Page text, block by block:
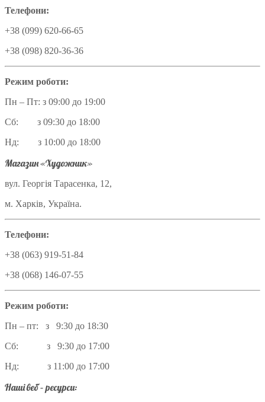
Телефони:
+38 (099) 620-66-65
+38 (098) 820-36-36
Режим роботи:
Пн – Пт: з 09:00 до 19:00
Сб: з 09:30 до 18:00
Нд: з 10:00 до 18:00
Магазин «Художник»
вул. Георгія Тарасенка, 12,
м. Харків, Україна.
Телефони:
+38 (063) 919-51-84
+38 (068) 146-07-55
Режим роботи:
Пн – пт: з 9:30 до 18:30
Сб: з 9:30 до 17:00
Нд: з 11:00 до 17:00
Наші веб – ресурси: